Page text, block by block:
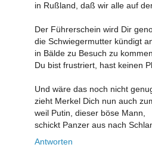
in Rußland, daß wir alle auf
Der Führerschein wird Dir
die Schwiegermutter kündigt
in Bälde zu Besuch zu kommen,
Du bist frustriert, hast keinen
Und wäre das noch nicht
zieht Merkel Dich nun auch
weil Putin, dieser böse Mann,
schickt Panzer aus nach
Antworten